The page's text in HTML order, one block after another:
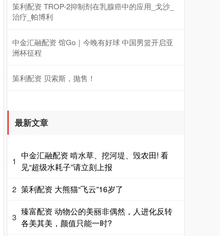
策利配资 TROP-2抑制剂在乳腺癌中的应用_戈沙_
治疗_帕博利
中金汇融配资 馆Go｜今晚有好球 中国男篮开启亚
洲杯征程
策利配资 贝索斯，抛售！
最新文章
1
中金汇融配资 啃水草、挖河堤、毁农田! 看
见“超级水耗子”请立刻上报
2 策利配资 大熊猫“飞云”16岁了
3
臻富配资 动物公的美丽非偶然，人进化反转
各美其美，颜值只能一时?